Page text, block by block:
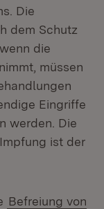
Die
dem Schutz
die
müssen
Eingriffe
werden. Die
ist der
Befreiung von